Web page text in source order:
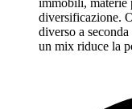
immobili, materie
diversificazione.
diverso a
un mix riduce la